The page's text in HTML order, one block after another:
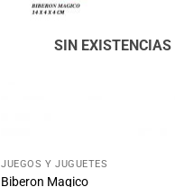
SIN EXISTENCIAS
JUEGOS Y JUGUETES
Biberon Magico